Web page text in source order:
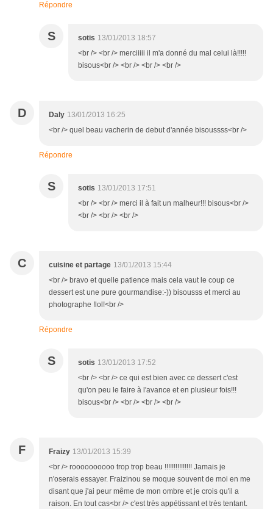
Répondre
S sotis 13/01/2013 18:57
<br /> <br /> merciiiii il m'a donné du mal celui là!!!!!
bisous<br /> <br /> <br /> <br />
D Daly 13/01/2013 16:25
<br /> quel beau vacherin de debut d'année bisoussss<br />
Répondre
S sotis 13/01/2013 17:51
<br /> <br /> merci il à fait un malheur!!! bisous<br />
<br /> <br /> <br />
C cuisine et partage 13/01/2013 15:44
<br /> bravo et quelle patience mais cela vaut le coup ce
dessert est une pure gourmandise:-)) bisousss et merci au
photographe !lol!<br />
Répondre
S sotis 13/01/2013 17:52
<br /> <br /> ce qui est bien avec ce dessert c'est
qu'on peu le faire à l'avance et en plusieur fois!!!
bisous<br /> <br /> <br /> <br />
F Fraizy 13/01/2013 15:39
<br /> roooooooooo trop trop beau !!!!!!!!!!!!!!! Jamais je
n'oserais essayer. Fraizinou se moque souvent de moi en me
disant que j'ai peur même de mon ombre et je crois qu'il a
raison. En tout cas<br /> c'est très appétissant et très tentant.